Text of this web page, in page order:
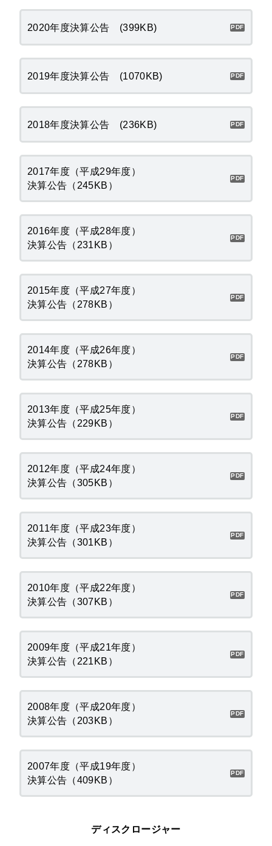
2020年度決算公告 (399KB)
2019年度決算公告 (1070KB)
2018年度決算公告 (236KB)
2017年度（平成29年度）
決算公告（245KB）
2016年度（平成28年度）
決算公告（231KB）
2015年度（平成27年度）
決算公告（278KB）
2014年度（平成26年度）
決算公告（278KB）
2013年度（平成25年度）
決算公告（229KB）
2012年度（平成24年度）
決算公告（305KB）
2011年度（平成23年度）
決算公告（301KB）
2010年度（平成22年度）
決算公告（307KB）
2009年度（平成21年度）
決算公告（221KB）
2008年度（平成20年度）
決算公告（203KB）
2007年度（平成19年度）
決算公告（409KB）
ディスクロージャー